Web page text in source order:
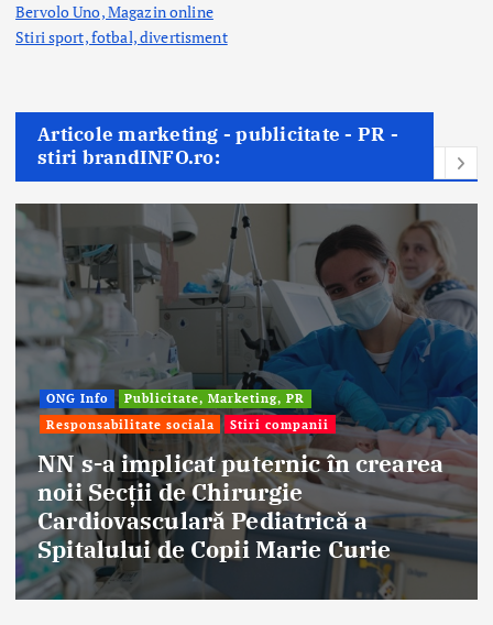
Bervolo Uno, Magazin online
Stiri sport, fotbal,divertisment
Articole marketing - publicitate - PR -
stiri brandINFO.ro:
ONG Info
Publicitate, Marketing, PR
Responsabilitate sociala
Stiri companii
NN s-a implicat puternic în crearea
noii Secții de Chirurgie
Cardiovasculară Pediatrică a
Spitalului de Copii Marie Curie